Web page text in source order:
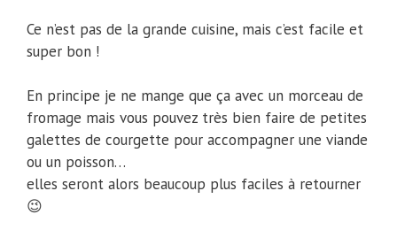
Ce n’est pas de la grande cuisine, mais c’est facile et
super bon !
En principe je ne mange que ça avec un morceau de
fromage mais vous pouvez très bien faire de petites
galettes de courgette pour accompagner une viande
ou un poisson…
elles seront alors beaucoup plus faciles à retourner
😉